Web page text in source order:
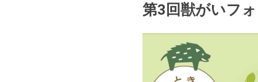
第3回獣がいフ